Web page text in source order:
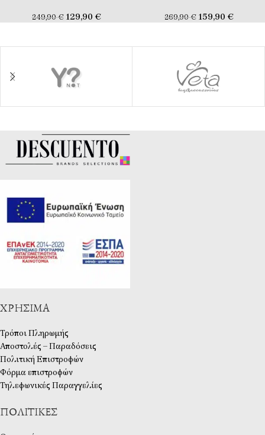
249,90€ 129,90 € 269,90€ 159,90 €
ΧΡΉΣΙΜΑ
Τρόποι Πληρωμής
Αποστολές – Παραδόσεις
Πολιτική Επιστροφών
Φόρμα επιστροφών
Τηλεφωνικές Παραγγελίες
ΠΟΛΙΤΙΚΈΣ